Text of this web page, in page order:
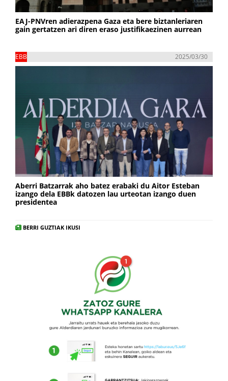
EAJ-PNVren adierazpena Gaza eta bere biztanleriaren
gain gertatzen ari diren eraso justifikaezinen aurrean
EBB 2025/03/30
Aberri Batzarrak aho batez erabaki du Aitor Esteban
izango dela EBBk datozen lau urteotan izango duen
presidentea
BERRI GUZTIAK IKUSI